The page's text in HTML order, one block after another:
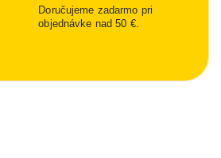
Doručujeme zadarmo pri
objednávke nad 50 €.